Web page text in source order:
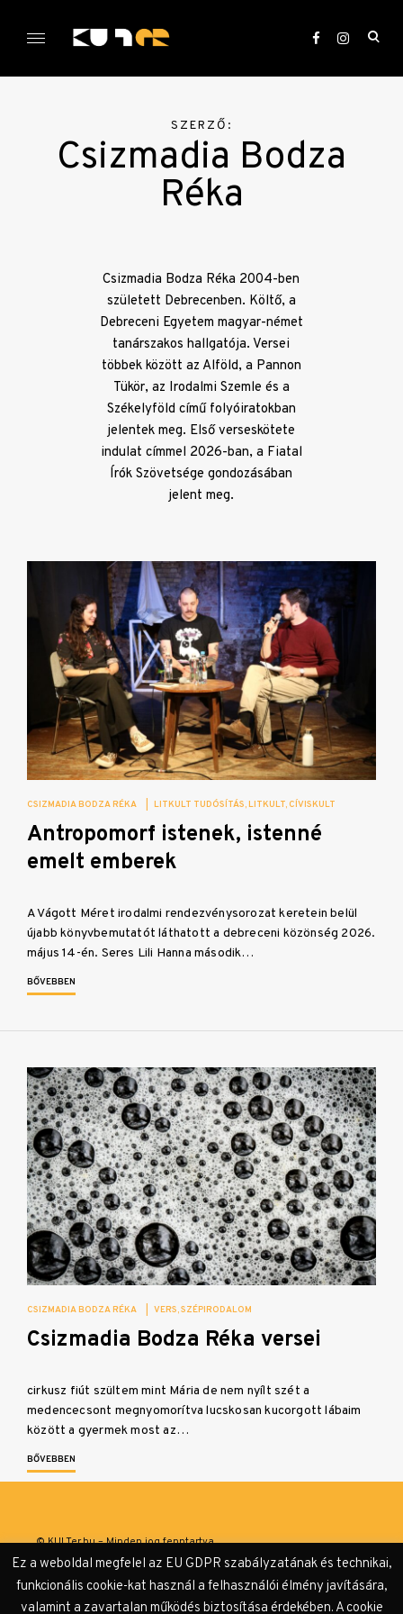
KULTer.hu
SZERZŐ:
Csizmadia Bodza
Réka
Csizmadia Bodza Réka 2004-ben
született Debrecenben. Költő, a
Debreceni Egyetem magyar-német
tanárszakos hallgatója. Versei
többek között az Alföld, a Pannon
Tükör, az Irodalmi Szemle és a
Székelyföld című folyóiratokban
jelentek meg. Első verseskötete
indulat címmel 2026-ban, a Fiatal
Írók Szövetsége gondozásában
jelent meg.
CSIZMADIA BODZA RÉKA LITKULT TUDÓSÍTÁS LITKULT CÍVISKULT
Antropomorf istenek, istenné
emelt emberek
A Vágott Méret irodalmi rendezvénysorozat keretein belül
újabb könyvbemutatót láthatott a debreceni közönség 2026.
május 14-én. Seres Lili Hanna második…
BŐVEBBEN
CSIZMADIA BODZA RÉKA VERS SZÉPIRODALOM
Csizmadia Bodza Réka versei
cirkusz fiút szültem mint Mária de nem nyílt szét a
medencecsont megnyomorítva lucskosan kucorgott lábaim
között a gyermek most az…
BŐVEBBEN
© KULTer.hu – Minden jog fenntartva
Adatvédelmi tájékoztató
Ez a weboldal megfelel az EU GDPR szabályzatának és technikai,
funkcionális cookie-kat használ a felhasználói élmény javítására,
valamint a zavartalan működés biztosítása érdekében. A cookie